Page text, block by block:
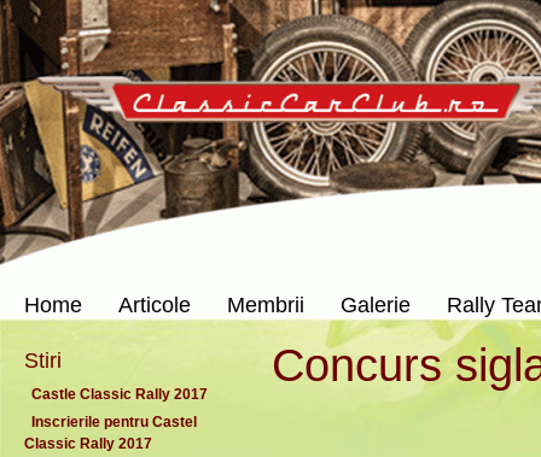
Home Articole Membrii Galerie Rally
Stiri
Castle Classic Rally 2017
Inscrierile pentru Castel
Classic Rally 2017
Concurs